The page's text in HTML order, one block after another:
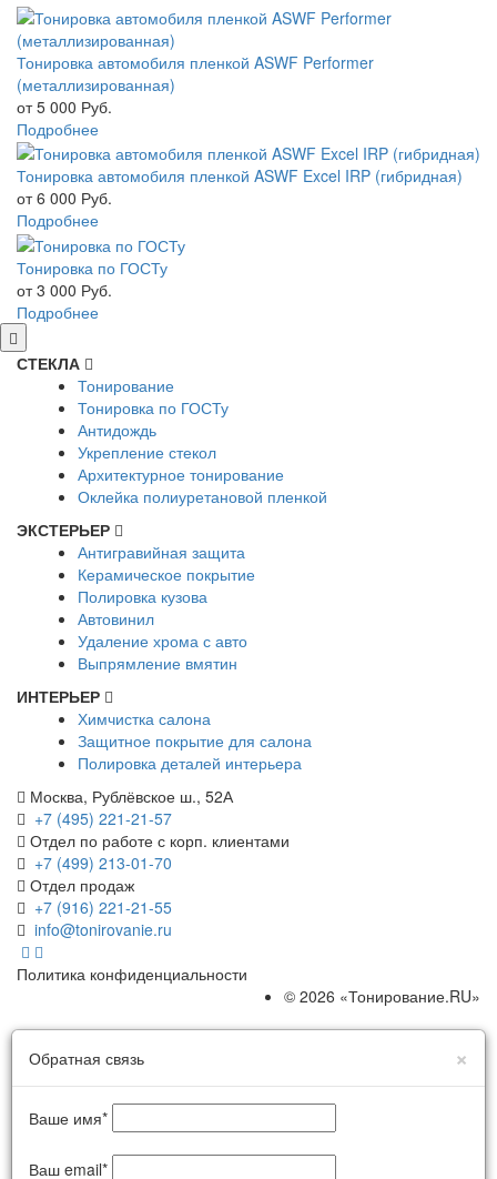
Тонировка автомобиля пленкой ASWF Performer
(металлизированная)
от 5 000 Руб.
Подробнее
Тонировка автомобиля пленкой ASWF Excel IRP (гибридная)
от 6 000 Руб.
Подробнее
Тонировка по ГОСТу
от 3 000 Руб.
Подробнее
СТЕКЛА
Тонирование
Тонировка по ГОСТу
Антидождь
Укрепление стекол
Архитектурное тонирование
Оклейка полиуретановой пленкой
ЭКСТЕРЬЕР
Антигравийная защита
Керамическое покрытие
Полировка кузова
Автовинил
Удаление хрома с авто
Выпрямление вмятин
ИНТЕРЬЕР
Химчистка салона
Защитное покрытие для салона
Полировка деталей интерьера
Москва, Рублёвское ш., 52А
+7 (495) 221-21-57
Отдел по работе с корп. клиентами
+7 (499) 213-01-70
Отдел продаж
+7 (916) 221-21-55
info@tonirovanie.ru
Политика конфиденциальности
© 2026 «Тонирование.RU»
×
Обратная связь
Ваше имя*
Ваш email*